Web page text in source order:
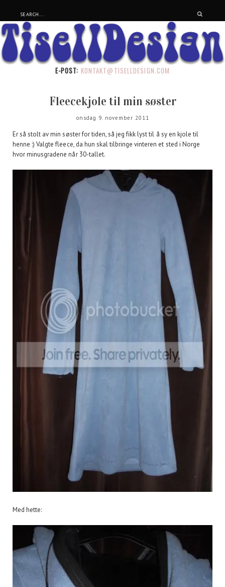
E-POST: KONTAKT@TISELLDESIGN.COM
Fleecekjole til min søster
onsdag 9. november 2011
Er så stolt av min søster for tiden, så jeg fikk lyst til å sy en kjole til
henne :) Valgte fleece, da hun skal tilbringe vinteren et sted i Norge
hvor minusgradene når 30-tallet.
Med hette: